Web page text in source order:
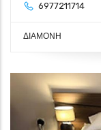
6977211714
ΔΙΑΜΟΝΗ